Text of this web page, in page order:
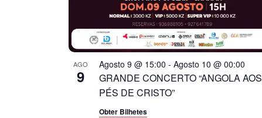
AGO
9
Agosto 9 @ 15:00 - Agosto 10 @ 00:00
GRANDE CONCERTO “ANGOLA AOS
PÉS DE CRISTO”
Obter Bilhetes